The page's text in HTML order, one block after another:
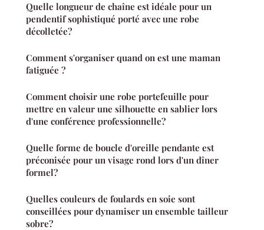
Quelle longueur de chaîne est idéale pour un
pendentif sophistiqué porté avec une robe
décolletée?
Comment s'organiser quand on est une maman
fatiguée ?
Comment choisir une robe portefeuille pour
mettre en valeur une silhouette en sablier lors
d'une conférence professionnelle?
Quelle forme de boucle d'oreille pendante est
préconisée pour un visage rond lors d'un dîner
formel?
Quelles couleurs de foulards en soie sont
conseillées pour dynamiser un ensemble tailleur
sobre?